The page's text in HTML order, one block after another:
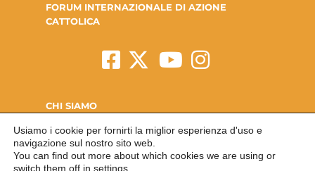
FORUM INTERNAZIONALE DI AZIONE
CATTOLICA
CHI SIAMO
LA FONDAZIONE
CONTATTI
Usiamo i cookie per fornirti la miglior esperienza d'uso e
navigazione sul nostro sito web.
You can find out more about which cookies we are using or
switch them off in settings